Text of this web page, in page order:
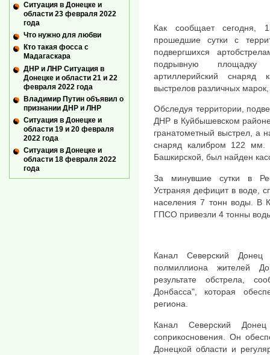
Как сообщает
прошедшие сутки с
подвергшихся
подрывную площадку
артиллерийский
выстрелов различных
Обследуя территории,
ДНР в Куйбышевском
гранатометный выстрел, а
снаряд калибром 122 мм.
Башкирской, был найден
За минувшие сутки в
Устраняя дефицит в воде,
населения 7 тонн воды. В
ГПСО привезли 4 тонны
Канал Северский
полмиллиона жителей
результате обстрела,
Донбасса", которая
региона.
Канал Северский
соприкосновения. Он
Донецкой области и
Ситуация в Донецке и
области 23 февраля 2022
года
Что нужно для любви
Кто такая фосса с
Мадагаскара
ДНР и ЛНР Ситуация в
Донецке и области 21 и 22
февраля 2022 года
Владимир Путин объявил о
признании ДНР и ЛНР
Ситуация в Донецке и
области 19 и 20 февраля
2022 года
Ситуация в Донецке и
области 18 февраля 2022
года